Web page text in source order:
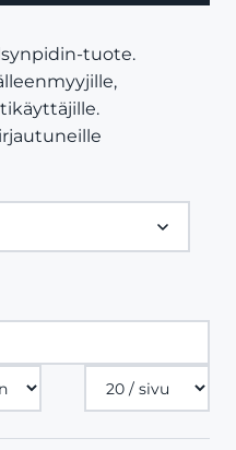
tuote.
Tuotteita
sivulla